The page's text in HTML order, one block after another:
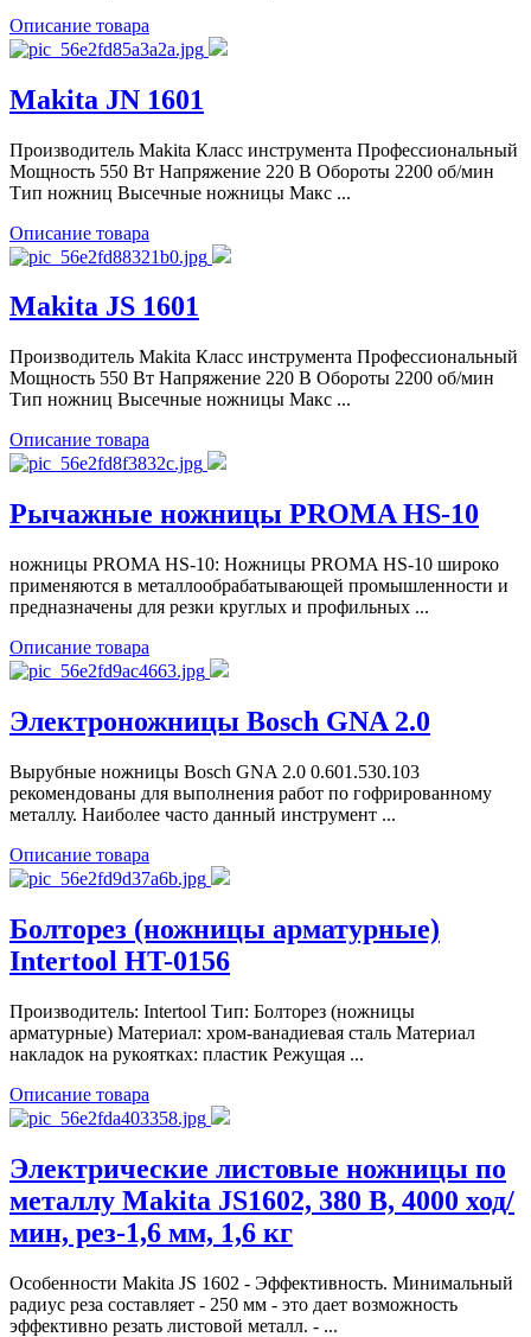
Описание товара
Makita JN 1601
Производитель Makita Класс инструмента Профессиональный
Мощность 550 Вт Напряжение 220 В Обороты 2200 об/мин
Тип ножниц Высечные ножницы Макс ...
Описание товара
Makita JS 1601
Производитель Makita Класс инструмента Профессиональный
Мощность 550 Вт Напряжение 220 В Обороты 2200 об/мин
Тип ножниц Высечные ножницы Макс ...
Описание товара
Рычажные ножницы PROMA HS-10
ножницы PROMA HS-10: Ножницы PROMA HS-10 широко
применяются в металлообрабатывающей промышленности и
предназначены для резки круглых и профильных ...
Описание товара
Электроножницы Bosch GNA 2.0
Вырубные ножницы Bosch GNA 2.0 0.601.530.103
рекомендованы для выполнения работ по гофрированному
металлу. Наиболее часто данный инструмент ...
Описание товара
Болторез (ножницы арматурные)
Intertool HT-0156
Производитель: Intertool Тип: Болторез (ножницы
арматурные) Материал: хром-ванадиевая сталь Материал
накладок на рукоятках: пластик Режущая ...
Описание товара
Электрические листовые ножницы по
металлу Makita JS1602, 380 В, 4000 ход/
мин, рез-1,6 мм, 1,6 кг
Особенности Makita JS 1602 - Эффективность. Минимальный
радиус реза составляет - 250 мм - это дает возможность
эффективно резать листовой металл. - ...